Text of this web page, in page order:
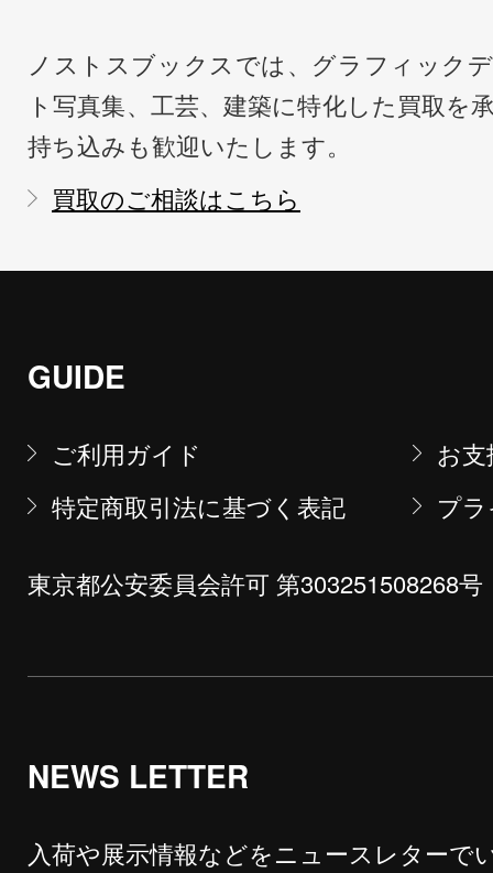
ノストスブックスでは、グラフィック
ト写真集、工芸、建築に特化した買取を
持ち込みも歓迎いたします。
買取のご相談はこちら
GUIDE
ご利用ガイド
お
特定商取引法に基づく表記
プ
東京都公安委員会許可 第303251508268号
NEWS LETTER
入荷や展示情報などをニュースレターで